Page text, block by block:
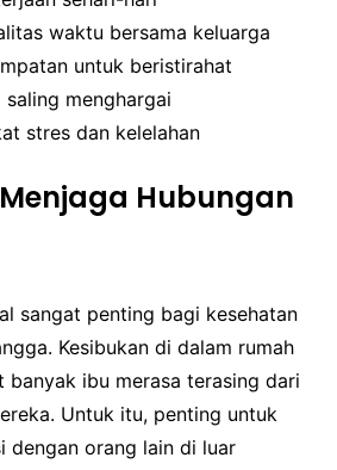
waktu bersama keluarga
untuk beristirahat
menghargai
stres dan kelelahan
Hubungan
sangat penting bagi kesehatan
Kesibukan di dalam rumah
banyak ibu merasa terasing dari
Untuk itu, penting untuk
dengan orang lain di luar